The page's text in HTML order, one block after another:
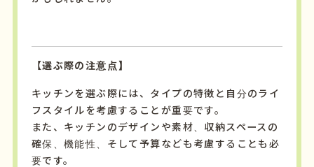
【選ぶ際の注意点】
キッチンを選ぶ際には、タイプの特徴と自分のライ
フスタイルを考慮することが重要です。
また、キッチンのデザインや素材、収納スペースの
確保、機能性、そして予算なども考慮することも必
要です。